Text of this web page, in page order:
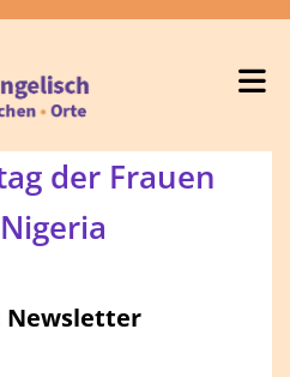
der Frauen
Newsletter